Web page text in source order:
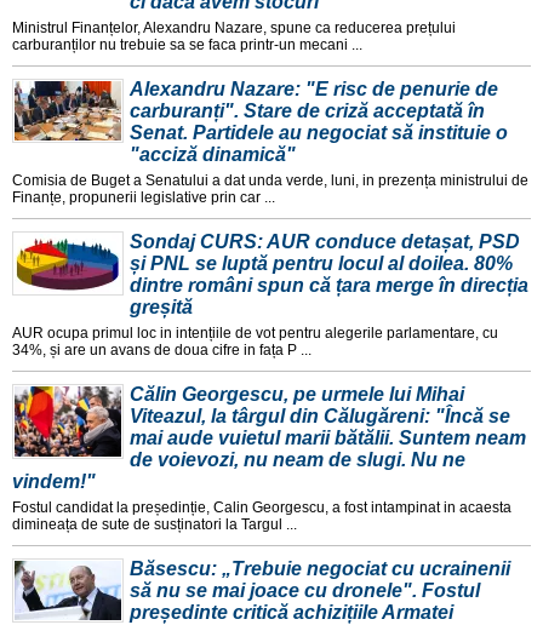
Ministrul Finanțelor, Alexandru Nazare, spune ca reducerea prețului
carburanților nu trebuie sa se faca printr-un mecani ...
Alexandru Nazare: "E risc de penurie de
carburanți". Stare de criză acceptată în
Senat. Partidele au negociat să instituie o
"acciză dinamică"
Comisia de Buget a Senatului a dat unda verde, luni, in prezența ministrului de
Finanțe, propunerii legislative prin car ...
Sondaj CURS: AUR conduce detașat, PSD
și PNL se luptă pentru locul al doilea. 80%
dintre români spun că țara merge în direcția
greșită
AUR ocupa primul loc in intențiile de vot pentru alegerile parlamentare, cu
34%, și are un avans de doua cifre in fața P ...
Călin Georgescu, pe urmele lui Mihai
Viteazul, la târgul din Călugăreni: "Încă se
mai aude vuietul marii bătălii. Suntem neam
de voievozi, nu neam de slugi. Nu ne
vindem!"
Fostul candidat la președinție, Calin Georgescu, a fost intampinat in acaesta
dimineața de sute de susținatori la Targul ...
Băsescu: „Trebuie negociat cu ucrainenii
să nu se mai joace cu dronele". Fostul
președinte critică achizițiile Armatei